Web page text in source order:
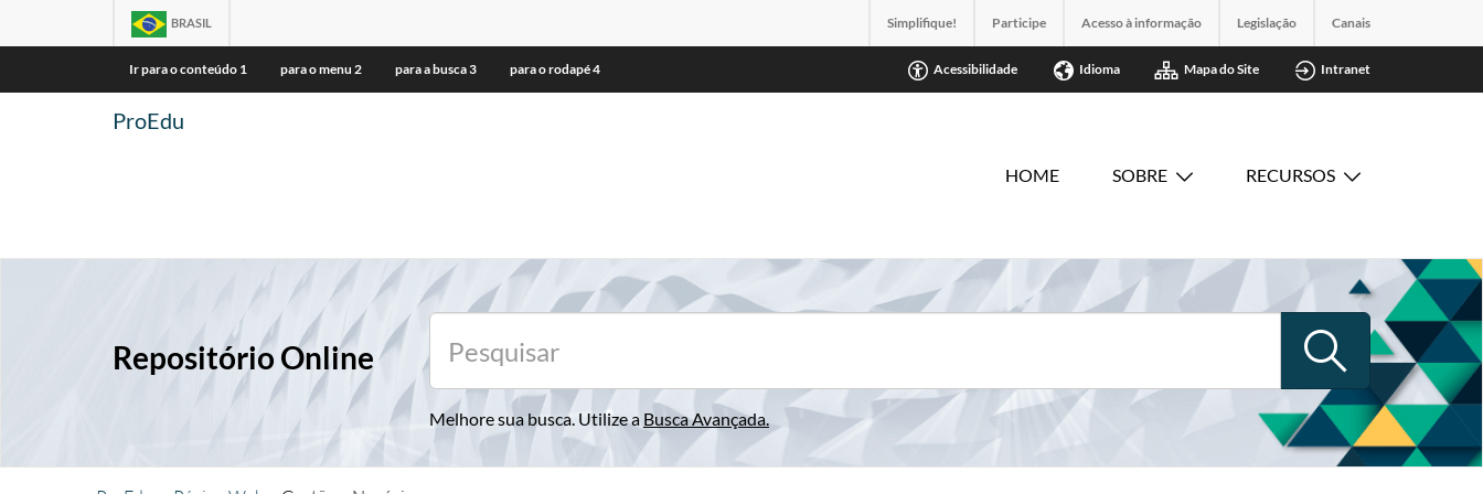
BRASIL Simplifique! Participe Acesso à informação Legislação Canais
Ir para o conteúdo 1 para o menu 2 para a busca3 para o rodapé4 Acessibilidade Idioma Mapa do Site Intranet
ProEdu
HOME SOBRE RECURSOS
Repositório Online
Melhore sua busca. Utilize a Busca Avançada.